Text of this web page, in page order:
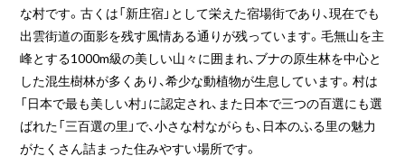
な村です。古くは「新庄宿」として栄えた宿場街であり、現在でも
出雲街道の面影を残す風情ある通りが残っています。毛無山を主
峰とする1000m級の美しい山々に囲まれ、ブナの原生林を中心と
した混生樹林が多くあり、希少な動植物が生息しています。村は
「日本で最も美しい村」に認定され、また日本で三つの百選にも選
ばれた「三百選の里」で、小さな村ながらも、日本のふる里の魅力
がたくさん詰まった住みやすい場所です。